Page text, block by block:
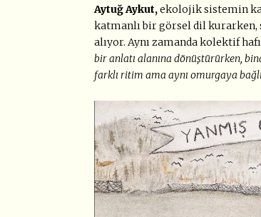
Aytuğ Aykut,ekolojik sistemin
katmanlı bir görsel dil
alıyor. Aynı zamanda kolektif
bir anlatı alanına dönüştürürken,
farklı ritim ama aynı omurgaya